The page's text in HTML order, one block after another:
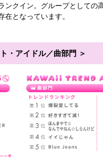
ンクイン。グループとしての
となっています。
・アイドル／曲部門